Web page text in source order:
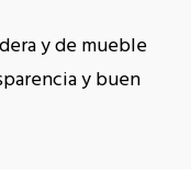
y de mueble
y buen